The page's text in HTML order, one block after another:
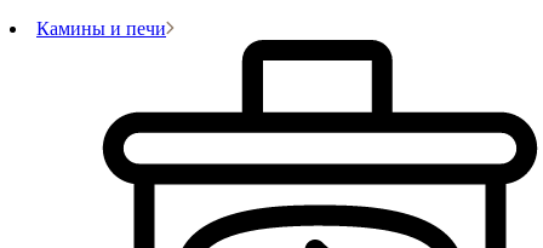
Камины и печи